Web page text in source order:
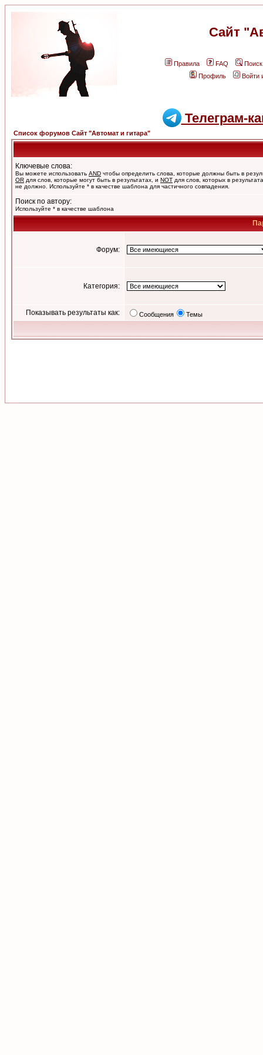
Сайт
Правила FAQ
Поиск
Профиль
Войти
Телеграм-
Список форумов Сайт "Автомат и гитара"
Ключевые слова:
Вы можете использовать AND чтобы определить слова, которые должны быть в
OR для слов, которые могут быть в результатах, и NOT для слов, которых в
не должно. Используйте * в качестве шаблона для частичного совпадения.
Поиск по автору:
Используйте * в качестве шаблона
Форум:
Категория:
Показывать результаты как: Сообщения Темы